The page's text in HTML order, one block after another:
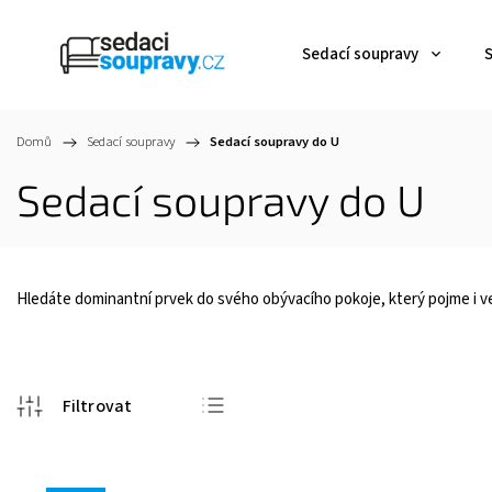
Sedací soupravy
Domů / Sedací soupravy / Sedací soupravy do U
Sedací soupravy do U
Hledáte dominantní prvek do svého obývacího pokoje, který pojme i